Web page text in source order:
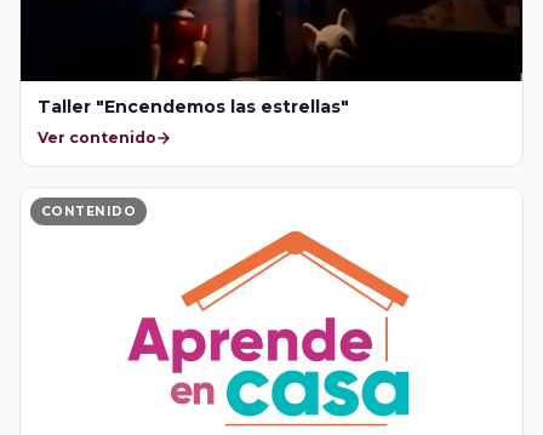
Taller "Encendemos las estrellas"
Ver contenido
CONTENIDO